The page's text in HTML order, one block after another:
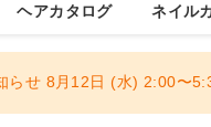
ヘアカタログ ネイル
らせ 8月12日 (水) 2:00〜